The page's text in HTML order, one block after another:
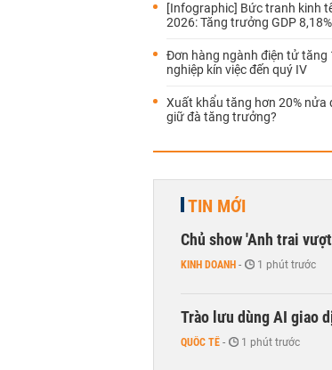
[Infographic] Bức tranh kinh
2026: Tăng trưởng GDP
Đơn hàng ngành điện tử tăng
nghiệp kín việc đến quý IV
Xuất khẩu tăng hơn 20% nửa
giữ đà tăng trưởng?
TIN MỚI
Chủ show 'Anh trai
KINH DOANH - 1 phút trước
Trào lưu dùng AI giao
QUỐC TẾ - 1 phút trước